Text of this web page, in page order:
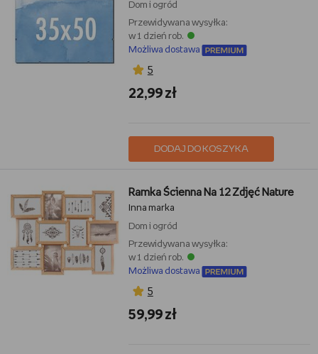
Dom i ogród
Przewidywana wysyłka:
w 1 dzień rob.
Możliwa dostawa
5
22,99 zł
DODAJ DO KOSZYKA
Ramka Ścienna Na 12 Zdjęć Nature
Inna marka
Dom i ogród
Przewidywana wysyłka:
w 1 dzień rob.
Możliwa dostawa
5
59,99 zł